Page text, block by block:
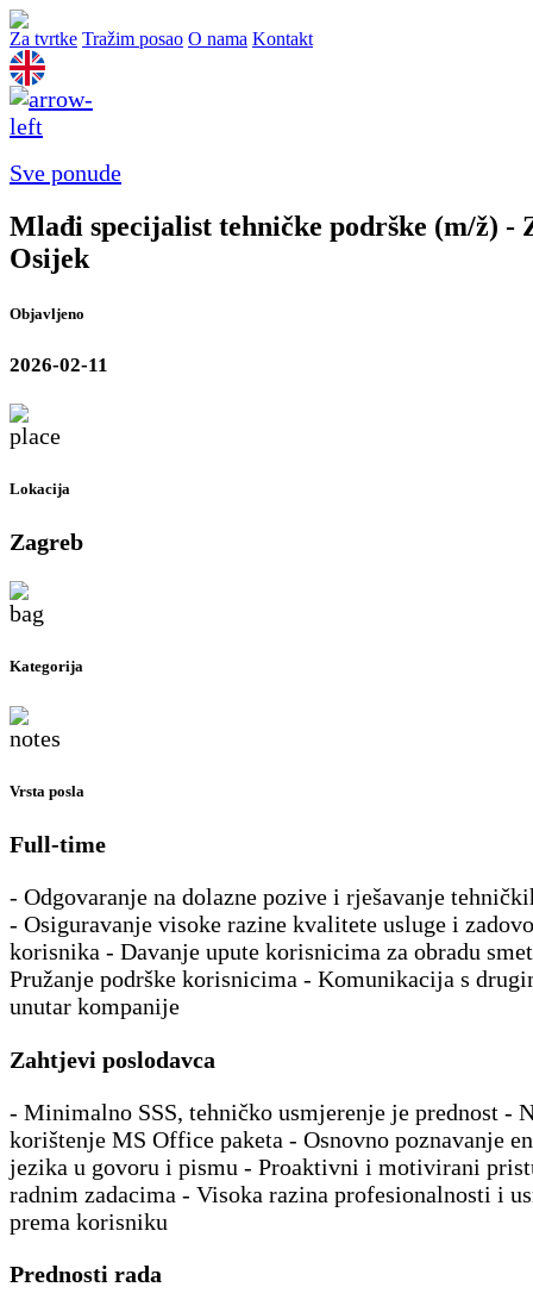
Za tvrtke Tražim posao O nama Kontakt
Sve ponude
Mlađi specijalist tehničke podrške (m/ž) -
Osijek
Objavljeno
2026-02-11
Lokacija
Zagreb
Kategorija
Vrsta posla
Full-time
- Odgovaranje na dolazne pozive i rješavanje
- Osiguravanje visoke razine kvalitete usluge i
korisnika - Davanje upute korisnicima za obradu
Pružanje podrške korisnicima - Komunikacija s
unutar kompanije
Zahtjevi poslodavca
- Minimalno SSS, tehničko usmjerenje je prednost -
korištenje MS Office paketa - Osnovno poznavanje
jezika u govoru i pismu - Proaktivni i motivirani
radnim zadacima - Visoka razina profesionalnosti i
prema korisniku
Prednosti rada